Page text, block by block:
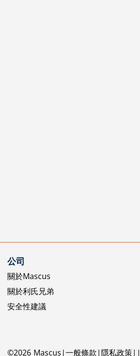
公司
關於Mascus
關於利氏兄弟
安全性建議
©2026 Mascus 一般條款 隱私政策